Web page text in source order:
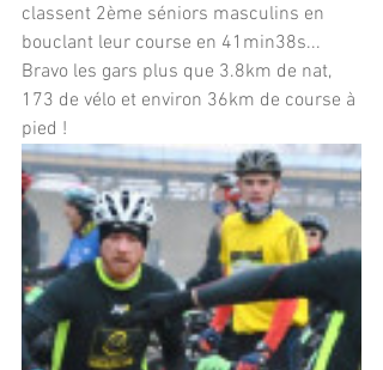
classent 2ème séniors masculins en
bouclant leur course en 41min38s...
Bravo les gars plus que 3.8km de nat,
173 de vélo et environ 36km de course à
pied !